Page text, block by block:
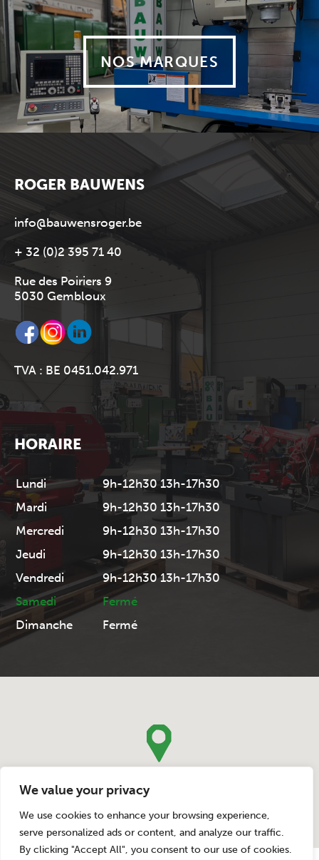
We value your privacy
We use cookies to enhance your browsing experience,
serve personalized ads or content, and analyze our traffic.
By clicking "Accept All", you consent to our use of cookies.
NOS MARQUES
ROGER BAUWENS
info@bauwensroger.be
+ 32 (0)2 395 71 40
Rue des Poiriers 9
5030 Gembloux
TVA : BE 0451.042.971
HORAIRE
Lundi
9h-12h30 13h-17h30
Mardi
9h-12h30 13h-17h30
Mercredi
9h-12h30 13h-17h30
Jeudi
9h-12h30 13h-17h30
Vendredi
9h-12h30 13h-17h30
Samedi
Fermé
Dimanche
Fermé